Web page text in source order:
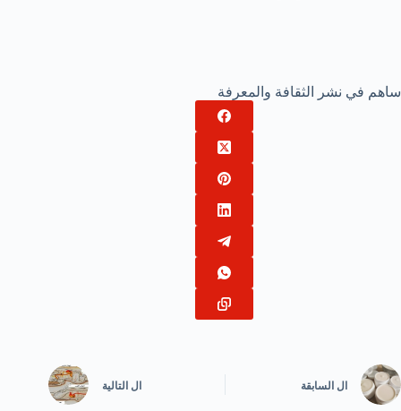
ساهم في نشر الثقافة والمعرفة
ال السابقة ال التالية